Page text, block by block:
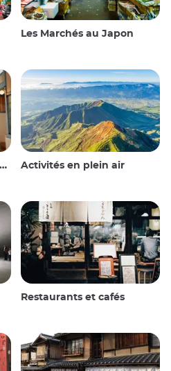
Les Marchés au Japon
Activités en plein air
Restaurants et cafés